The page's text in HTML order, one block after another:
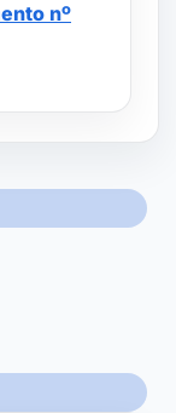
nº